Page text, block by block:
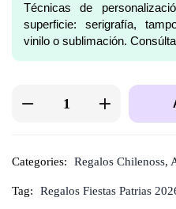
Técnicas de
superficie: serigrafía,
vinilo o sublimación.
Categories: Regalos Chilenoss,
Tag: Regalos Fiestas Patrias